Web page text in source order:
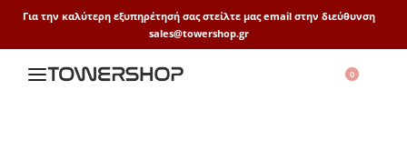
Για την καλύτερη εξυπηρέτησή σας στείλτε μας email στην διεύθυνση
sales@towershop.gr
0